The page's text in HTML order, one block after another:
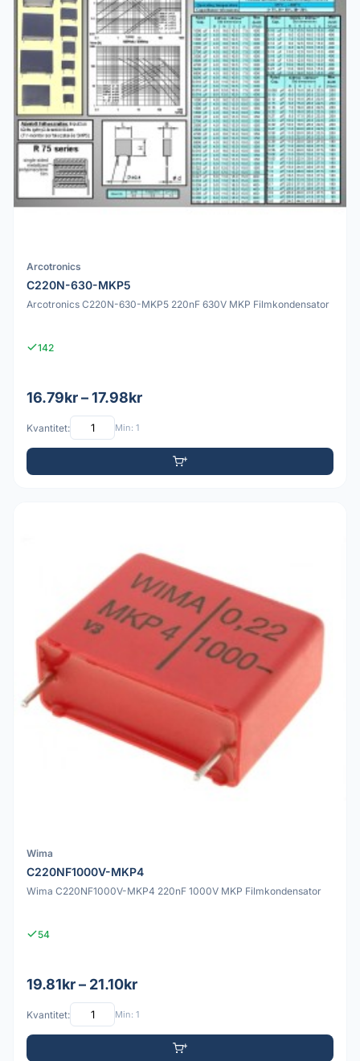
Arcotronics
C220N-630-MKP5
Arcotronics C220N-630-MKP5 220nF 630V MKP Filmkondensator
142
16.79kr – 17.98kr
Kvantitet: Min: 1
Wima
C220NF1000V-MKP4
Wima C220NF1000V-MKP4 220nF 1000V MKP Filmkondensator
54
19.81kr – 21.10kr
Kvantitet: Min: 1